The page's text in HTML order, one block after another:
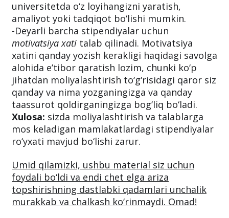
universitetda o‘z loyihangizni yaratish,
amaliyot yoki tadqiqot bo‘lishi mumkin.
-Deyarli barcha stipendiyalar uchun
motivatsiya xati talab qilinadi. Motivatsiya
xatini qanday yozish kerakligi haqidagi savolga
alohida e’tibor qaratish lozim, chunki ko‘p
jihatdan moliyalashtirish to‘g‘risidagi qaror siz
qanday va nima yozganingizga va qanday
taassurot qoldirganingizga bog‘liq bo‘ladi.
Xulosa: sizda moliyalashtirish va talablarga
mos keladigan mamlakatlardagi stipendiyalar
ro‘yxati mavjud bo‘lishi zarur.
Umid qilamizki, ushbu material siz uchun
foydali bo‘ldi va endi chet elga ariza
topshirishning dastlabki qadamlari unchalik
murakkab va chalkash ko‘rinmaydi. Omad!